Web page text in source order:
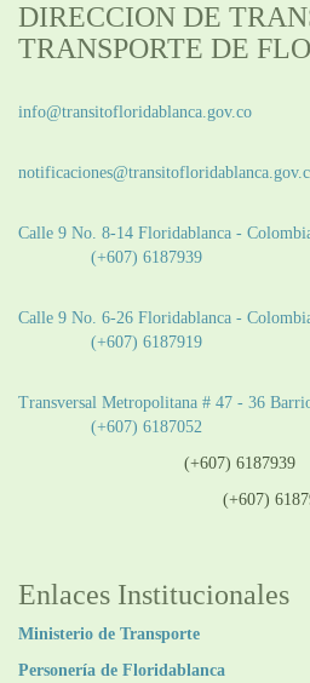
DIRECCION DE
TRANSPORTE DE
info@transitofloridablanca.gov.co
Calle 9 No. 8-14 Floridablanca -
(+607) 6187939
Calle 9 No. 6-26 Floridablanca -
(+607) 6187919
Transversal Metropolitana # 47 - 36
(+607) 6187052
(+607) 6187939
(+607)
Enlaces Institucionales
Ministerio de Transporte
Personería de Floridablanca